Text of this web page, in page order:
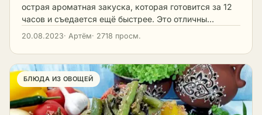
острая ароматная закуска, которая готовится за 12
часов и съедается ещё быстрее. Это отличны…
20.08.2023· Артём· 2718 просм.
БЛЮДА ИЗ ОВОЩЕЙ